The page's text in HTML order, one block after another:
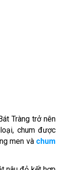
Tràng trở nên
chum được
men và chum